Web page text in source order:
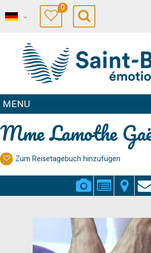
0
MENU
Mme Lamothe
Zum Reisetagebuch hinzufügen